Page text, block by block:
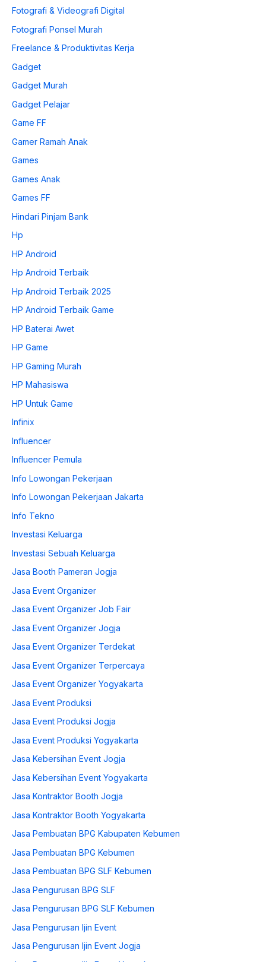
Fotografi & Videografi Digital
Fotografi Ponsel Murah
Freelance & Produktivitas Kerja
Gadget
Gadget Murah
Gadget Pelajar
Game FF
Gamer Ramah Anak
Games
Games Anak
Games FF
Hindari Pinjam Bank
Hp
HP Android
Hp Android Terbaik
Hp Android Terbaik 2025
HP Android Terbaik Game
HP Baterai Awet
HP Game
HP Gaming Murah
HP Mahasiswa
HP Untuk Game
Infinix
Influencer
Influencer Pemula
Info Lowongan Pekerjaan
Info Lowongan Pekerjaan Jakarta
Info Tekno
Investasi Keluarga
Investasi Sebuah Keluarga
Jasa Booth Pameran Jogja
Jasa Event Organizer
Jasa Event Organizer Job Fair
Jasa Event Organizer Jogja
Jasa Event Organizer Terdekat
Jasa Event Organizer Terpercaya
Jasa Event Organizer Yogyakarta
Jasa Event Produksi
Jasa Event Produksi Jogja
Jasa Event Produksi Yogyakarta
Jasa Kebersihan Event Jogja
Jasa Kebersihan Event Yogyakarta
Jasa Kontraktor Booth Jogja
Jasa Kontraktor Booth Yogyakarta
Jasa Pembuatan BPG Kabupaten Kebumen
Jasa Pembuatan BPG Kebumen
Jasa Pembuatan BPG SLF Kebumen
Jasa Pengurusan BPG SLF
Jasa Pengurusan BPG SLF Kebumen
Jasa Pengurusan Ijin Event
Jasa Pengurusan Ijin Event Jogja